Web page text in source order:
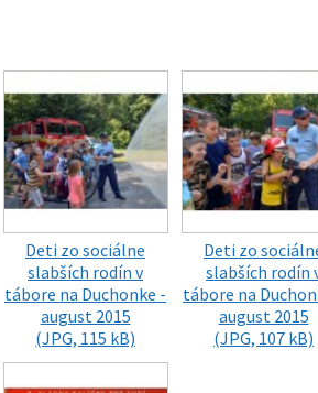
Deti zo sociálne
slabších rodín v
tábore na Duchonke -
august 2015
(JPG, 115 kB)
Deti zo
slabších rodín
tábore na
august 2015
(JPG, 107 kB)